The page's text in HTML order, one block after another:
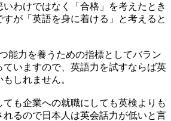
いわけではなく「合格」を考えたとき
が「英語を身に着ける」と考えると
能力を養うための指標としてバラン
ていますので、英語力を試すならば英
しれません。
ても企業への就職にしても英検よりも
れるので日本人は英会話力が低いと言